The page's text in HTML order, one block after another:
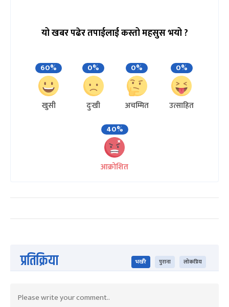
यो खबर पढेर तपाईलाई कस्तो महसुस भयो ?
60%
खुसी
0%
दुःखी
0%
अचम्मित
0%
उत्साहित
40%
आक्रोशित
प्रतिक्रिया भर्खरै पुराना लोकप्रिय